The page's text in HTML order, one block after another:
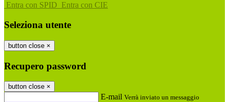
Entra con SPID Entra con CIE
Seleziona utente
button close ×
Recupero password
button close ×
E-mail Verrà inviato un messaggio